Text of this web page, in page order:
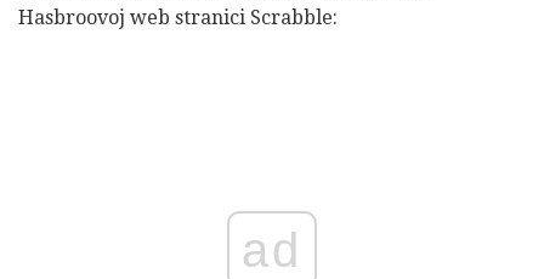
Hasbroovoj web stranici Scrabble:
ad